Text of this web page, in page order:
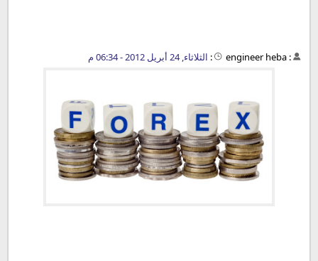
:
engineer heba
: الثلاثاء, 24 أبريل 2012 - 06:34 م